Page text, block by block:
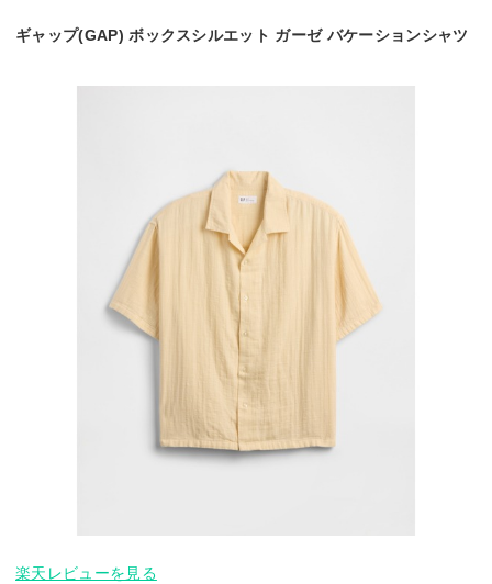
ギャップ(GAP) ボックスシルエット ガーゼ バケーションシャツ
楽天レビューを見る